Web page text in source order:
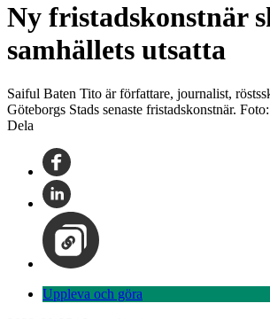
Ny fristadskonstnär
samhällets utsatta
Saiful Baten Tito är författare, journalist,
Göteborgs Stads senaste fristadskonstnär.
Dela
Uppleva och göra